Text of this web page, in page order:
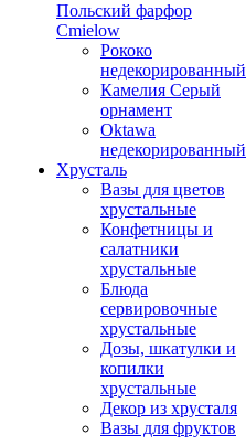
Польский фарфор
Сmielow
Рококо
недекорированный
Камелия Серый
орнамент
Oktawa
недекорированный
Хрусталь
Вазы для цветов
хрустальные
Конфетницы и
салатники
хрустальные
Блюда
сервировочные
хрустальные
Дозы, шкатулки и
копилки
хрустальные
Декор из хрусталя
Вазы для фруктов